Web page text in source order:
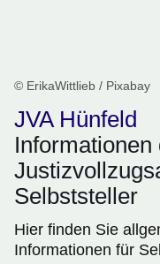
© ErikaWittlieb / Pixabay
JVA Hünfeld
Informationen
Selbststeller
Hier finden Sie
Informationen für